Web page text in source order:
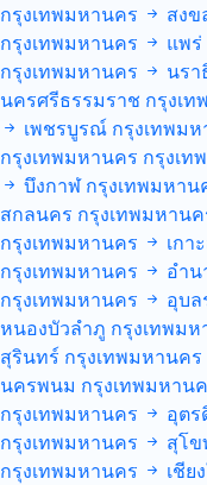
กรุงเทพมหานคร
สงข
กรุงเทพมหานคร
แพร่
กรุงเทพมหานคร
นรา
นครศรีธรรมราช กรุงเ
เพชรบูรณ์ กรุงเทพม
กรุงเทพมหานคร กรุงเท
บึงกาฬ กรุงเทพมหาน
สกลนคร กรุงเทพมหาน
กรุงเทพมหานคร
เกา
กรุงเทพมหานคร
อำน
กรุงเทพมหานคร
อุบ
หนองบัวลำภู กรุงเทพม
สุรินทร์ กรุงเทพมหานคร
นครพนม กรุงเทพมหาน
กรุงเทพมหานคร
อุตร
กรุงเทพมหานคร
สุโข
กรุงเทพมหานคร
เชีย